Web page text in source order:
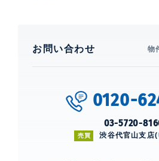
お問い合わせ 物
0120-
03-5720-
売買 渋谷代官山支店(